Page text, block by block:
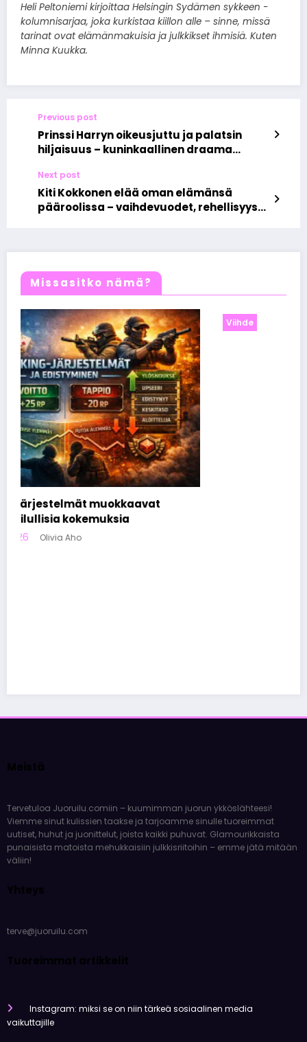
Heli Peltoniemi kirjoittaa Helsingin Sydämen sykkeen -
kolumnisarjaa, joka kurkistaa kiillon alle – sinne, missä
tarinat ovat elämänmakuisia ja julkkikset ihmisiä. Kuten
Minna Kuukka.
Previous post
Prinssi Harryn oikeusjuttu ja palatsin
hiljaisuus – kuninkaallinen draama
Next post
Kiti Kokkonen elää oman elämänsä
pääroolissa – vaihdevuodet, rehellisyys
Missasitko nämä?
Viihde
Meistä
uutiset, huhut ja juonittelut, joista kaikki puhuvat. Glamourikkaista
väliin!
terve@juoruilu.com